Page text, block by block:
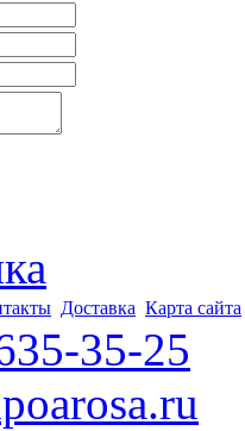
Доставка Карта сайта
35-25